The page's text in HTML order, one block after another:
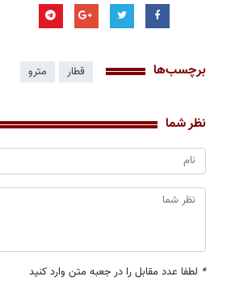
برچسب‌ها قطار مترو
نظر شما
* لطفا عدد مقابل را در جعبه متن وارد کنید